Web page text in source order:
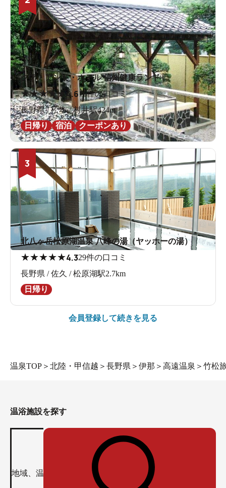
クア・アンド・ホテル 信州健康ランド
★★★★★4.616件の口コミ
長野県 / 松本 / 村井駅424m
日帰り
宿泊 クーポンあり
3
北八ヶ岳松原湖温泉 八峰の湯（ヤッホーの湯）
★★★★★4.329件の口コミ
長野県 / 佐久 / 松原湖駅2.7km
日帰り
会員登録して続きを見る
温泉TOP ＞ 北陸・甲信越 ＞ 長野県 ＞ 伊那 ＞ 高遠温泉 ＞ 竹松
温浴施設を探す